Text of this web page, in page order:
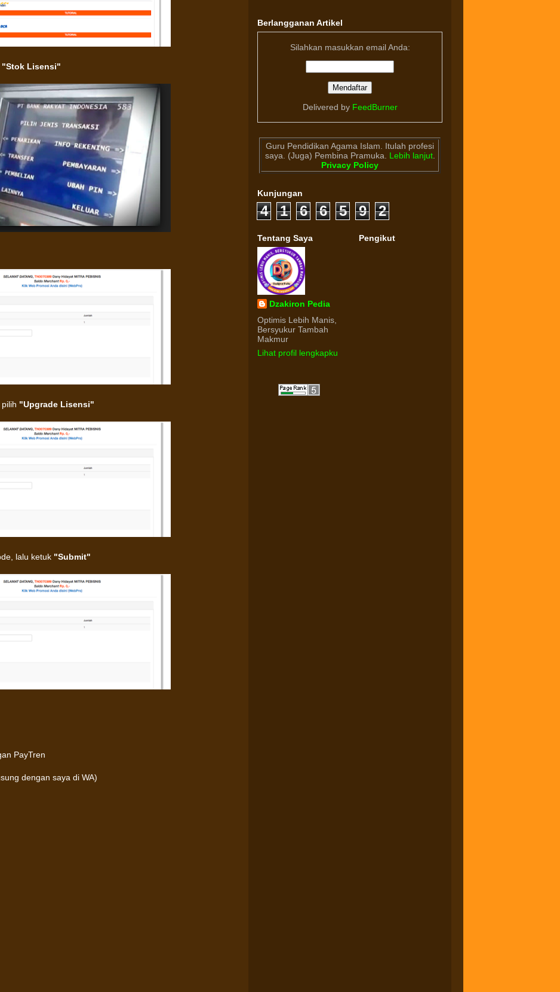
"Stok Lisensi"
pilih "Upgrade Lisensi"
lalu ketuk "Submit"
PayTren
dengan saya di WA)
Berlangganan Artikel
Silahkan masukkan email Anda:
Delivered by FeedBurner
Guru Pendidikan Agama Islam. Itulah profesi
saya. (Juga) Pembina Pramuka.
Lebih lanjut.
Privacy Policy
Kunjungan
4 1 6 6 5 9 2
Tentang Saya
Dzakiron Pedia
Optimis Lebih Manis,
Bersyukur Tambah
Makmur
Lihat profil lengkapku
Pengikut